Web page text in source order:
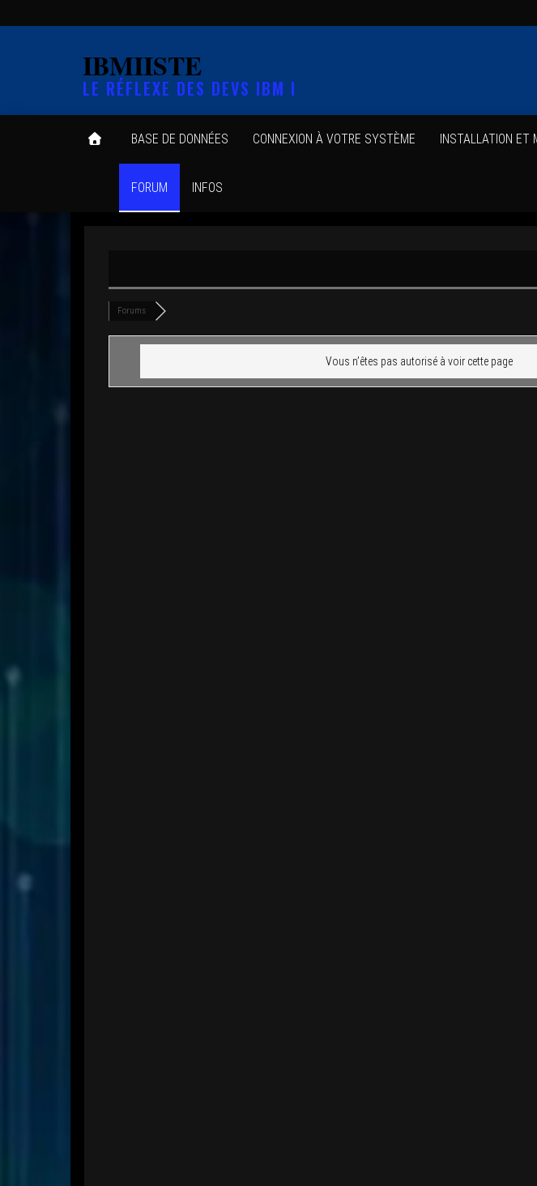
IBMIISTE
LE RÉFLEXE DES DEVS IBM I
BASE DE DONNÉES CONNEXION À VOTRE SYSTÈME INS­TAL­LA­TION ET
FORUM INFOS
Forums
Vous n’êtes pas auto­ri­sé à voir cette page